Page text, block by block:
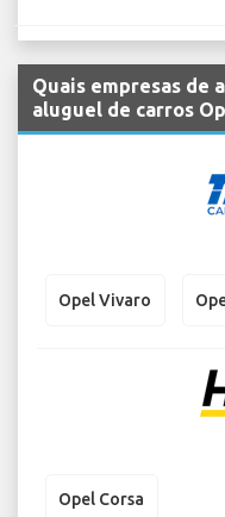
Quais empresas de
aluguel de carros
Opel Vivaro
Opel Corsa